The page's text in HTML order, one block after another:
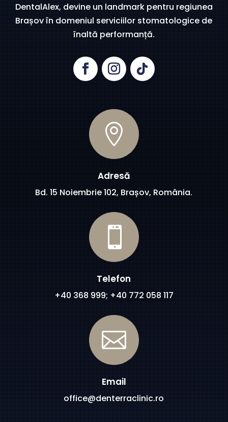
DentalAlex, devine un landmark pentru regiunea
Brașov în domeniul serviciilor stomatologice de
înaltă performanță.

Adresă
Bd. 15 Noiembrie 102, Brașov, România.

Telefon
+40 368 999; +40 772 058 117

Email
office@denterraclinic.ro